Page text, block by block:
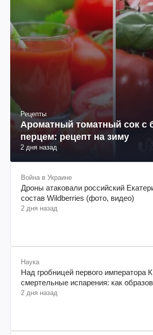
Рецепты
Ароматный томатный сок с
перцем: рецепт на зиму
2 дня назад
Война в Украине
Дроны атаковали российский
состав Wildberries (фото, видео)
2 дня назад
Наука
Над гробницей первого императора
смертельные испарения: как
2 дня назад